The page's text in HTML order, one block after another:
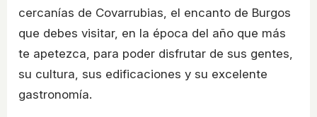
cercanías de Covarrubias, el encanto de Burgos
que debes visitar, en la época del año que más
te apetezca, para poder disfrutar de sus gentes,
su cultura, sus edificaciones y su excelente
gastronomía.